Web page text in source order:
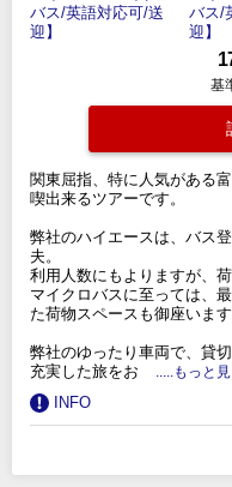
基
関東屈指、特に人気がある
喫出来るツアーです。
弊社のハイエースは、バス
夫。
利用人数にもよりますが、
マイクロバスに至っては、
た荷物スペースも御座います
弊社のゆったり車両で、貸
充実した旅をお
.....もっと
INFO